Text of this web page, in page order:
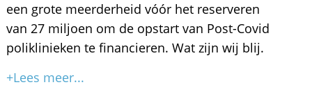
een grote meerderheid vóór het reserveren
van 27 miljoen om de opstart van Post-Covid
poliklinieken te financieren. Wat zijn wij blij.
+Lees meer...